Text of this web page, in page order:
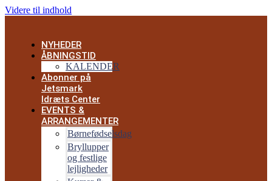
Videre til indhold
NYHEDER
ÅBNINGSTID
KALENDER
Abonner på
Jetsmark
Idræts Center
EVENTS &
ARRANGEMENTER
Børnefødselsdag
Bryllupper
og festlige
lejligheder